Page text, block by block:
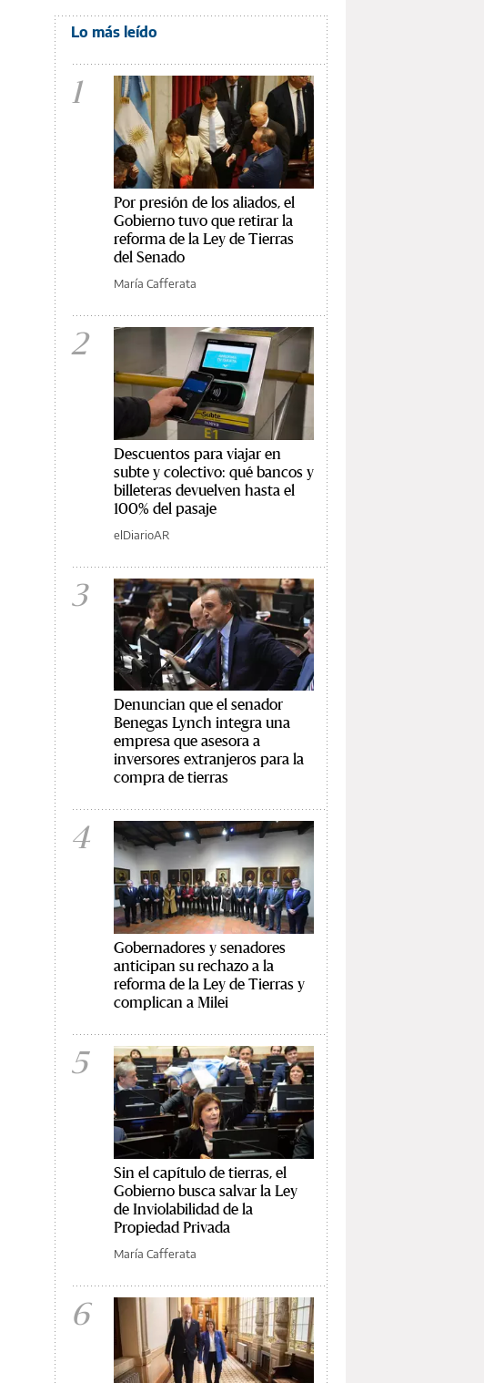
Lo más leído
1
Por presión de los aliados, el
Gobierno tuvo que retirar la
reforma de la Ley de Tierras
del Senado
María Cafferata
2
Descuentos para viajar en
subte y colectivo: qué bancos y
billeteras devuelven hasta el
100% del pasaje
elDiarioAR
3
Denuncian que el senador
Benegas Lynch integra una
empresa que asesora a
inversores extranjeros para la
compra de tierras
4
Gobernadores y senadores
anticipan su rechazo a la
reforma de la Ley de Tierras y
complican a Milei
5
Sin el capítulo de tierras, el
Gobierno busca salvar la Ley
de Inviolabilidad de la
Propiedad Privada
María Cafferata
6